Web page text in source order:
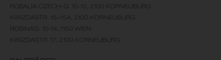
ROSALIA CZECH-G. 10-12, 2100 KORNEUBURG
KWIZDASTR. 15+15A, 2100 KORNEUBURG
ROSINAG. 10-14, 1150 WIEN
KWIZDASTR. 17, 2100 KORNEUBURG